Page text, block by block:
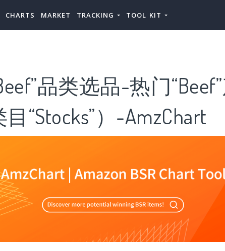
CHARTS MARKET TRACKING TOOL KIT
品类选品-热门
“Stocks”）-AmzChart